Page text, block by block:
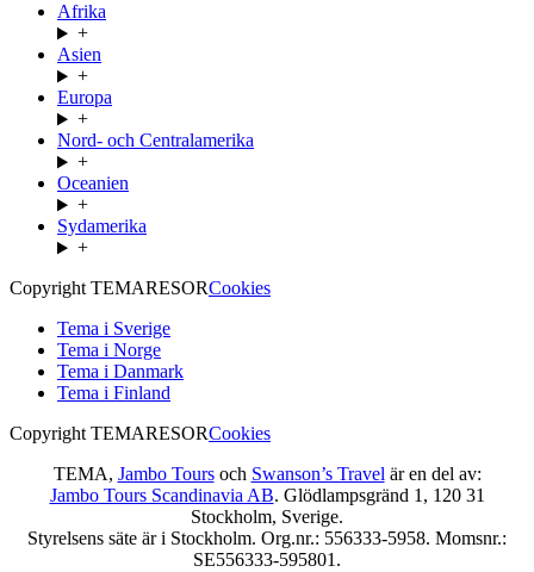
Afrika
+
Asien
+
Europa
+
Nord- och Centralamerika
+
Oceanien
+
Sydamerika
+
Copyright TEMARESORCookies
Tema i Sverige
Tema i Norge
Tema i Danmark
Tema i Finland
Copyright TEMARESORCookies
TEMA, Jambo Toursoch Swanson’s Travelär en del av:
Jambo Tours Scandinavia AB. Glödlampsgränd 1, 120 31
Stockholm, Sverige.
Styrelsens säte är i Stockholm. Org.nr.: 556333-5958. Momsnr.:
SE556333-595801.